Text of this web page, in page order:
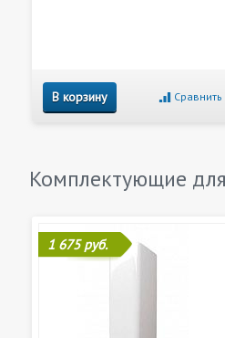
В корзину Сравнить
Комплектующие
1 675 руб.